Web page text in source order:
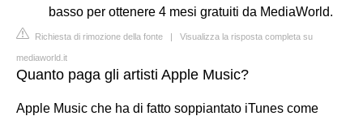
basso per ottenere 4 mesi gratuiti da MediaWorld.
Richiesta di rimozione della fonte | Visualizza la risposta completa su
mediaworld.it
Quanto paga gli artisti Apple Music?
Apple Music che ha di fatto soppiantato iTunes come